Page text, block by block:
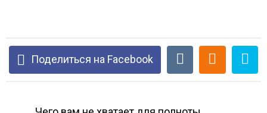
Поделиться на Facebook